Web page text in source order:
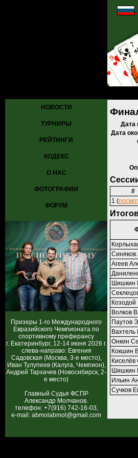
НОВОСТИ
ТУРНИРЫ
РЕЙТИНГИ
КОДЕКС
О НАС
ФОТОГРАФИИ
ФОРУМ
Призеры 1-го Международного
Евразийского Чемпионата по
спортивному преферансу
г. Екатеринбург, 12-14 июня 2026 г.
слева-направо: Евгения
Садовская (Москва, 3-е место),
Иван Тулупеев (Калуга, Чемпион),
Андрей Тархачев (Новосибирск, 2-
е место)
Главный Судья ФСПР
Александр Молчанов.
телефон: +7(916) 742-16-03,
e-mail: abmolabmol@gmail.com
Дата
Дата
#
1 (
Синяков
Агеев
Шишкин
Козодой
Волков
Паутов
Онкин
Кокшин
Киселёв
Шишкин
Ильин
Сучков